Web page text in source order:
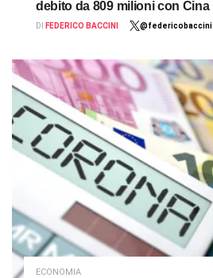
debito da 809 milioni con Cina
DI FEDERICO BACCINI @federicobaccini
ECONOMIA